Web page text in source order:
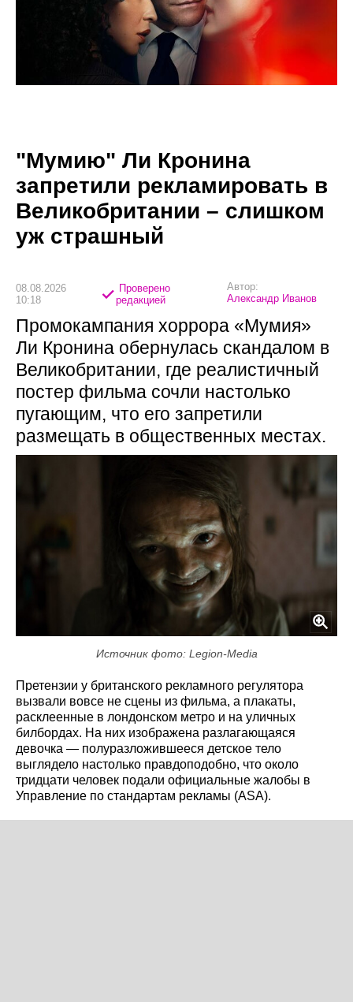
"Мумию" Ли Кронина
запретили рекламировать в
Великобритании – слишком
уж страшный
08.08.2026
10:18
Проверено
редакцией
Автор:
Александр Иванов
Промокампания хоррора «Мумия»
Ли Кронина обернулась скандалом в
Великобритании, где реалистичный
постер фильма сочли настолько
пугающим, что его запретили
размещать в общественных местах.
Источник фото: Legion-Media
Претензии у британского рекламного регулятора
вызвали вовсе не сцены из фильма, а плакаты,
расклеенные в лондонском метро и на уличных
билбордах. На них изображена разлагающаяся
девочка — полуразложившееся детское тело
выглядело настолько правдоподобно, что около
тридцати человек подали официальные жалобы в
Управление по стандартам рекламы (ASA).